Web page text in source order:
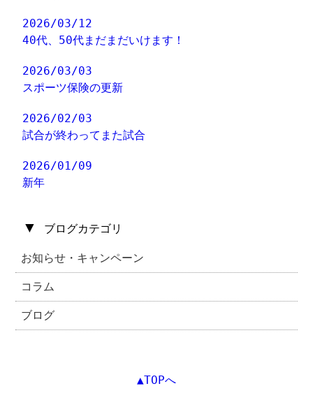
2026/03/12
40代、50代まだまだいけます！
2026/03/03
スポーツ保険の更新
2026/02/03
試合が終わってまた試合
2026/01/09
新年
▼ ブログカテゴリ
お知らせ・キャンペーン
コラム
ブログ
▲TOPへ